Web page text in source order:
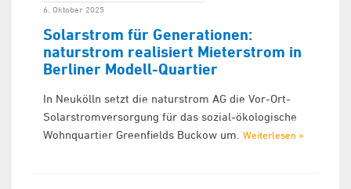
6. Oktober 2025
Solarstrom für Generationen:
naturstrom realisiert Mieterstrom in
Berliner Modell-Quartier
In Neukölln setzt die naturstrom AG die Vor-Ort-
Solarstromversorgung für das sozial-ökologische
Wohnquartier Greenfields Buckow um. Weiterlesen »